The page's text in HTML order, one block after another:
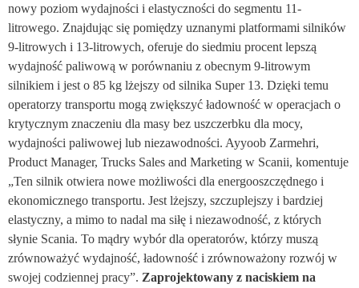
nowy poziom wydajności i elastyczności do segmentu 11-
litrowego. Znajdując się pomiędzy uznanymi platformami silników
9-litrowych i 13-litrowych, oferuje do siedmiu procent lepszą
wydajność paliwową w porównaniu z obecnym 9-litrowym
silnikiem i jest o 85 kg lżejszy od silnika Super 13. Dzięki temu
operatorzy transportu mogą zwiększyć ładowność w operacjach o
krytycznym znaczeniu dla masy bez uszczerbku dla mocy,
wydajności paliwowej lub niezawodności. Ayyoob Zarmehri,
Product Manager, Trucks Sales and Marketing w Scanii, komentuje
„Ten silnik otwiera nowe możliwości dla energooszczędnego i
ekonomicznego transportu. Jest lżejszy, szczuplejszy i bardziej
elastyczny, a mimo to nadal ma siłę i niezawodność, z których
słynie Scania. To mądry wybór dla operatorów, którzy muszą
zrównoważyć wydajność, ładowność i zrównoważony rozwój w
swojej codziennej pracy”. Zaprojektowany z naciskiem na